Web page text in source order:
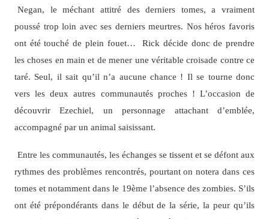
Negan, le méchant attitré des derniers tomes, a vraiment
poussé trop loin avec ses derniers meurtres. Nos héros favoris
ont été touché de plein fouet… Rick décide donc de prendre
les choses en main et de mener une véritable croisade contre ce
taré. Seul, il sait qu’il n’a aucune chance ! Il se tourne donc
vers les deux autres communautés proches ! L’occasion de
découvrir Ezechiel, un personnage attachant d’emblée,
accompagné par un animal saisissant.
Entre les communautés, les échanges se tissent et se défont aux
rythmes des problèmes rencontrés, pourtant on notera dans ces
tomes et notamment dans le 19ème l’absence des zombies. S’ils
ont été prépondérants dans le début de la série, la peur qu’ils